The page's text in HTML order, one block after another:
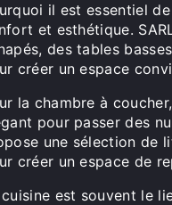
il est essentiel
et esthétique.
des tables
créer un espace
la chambre à
pour passer des
une sélection de
créer un espace de
cuisine est souvent le